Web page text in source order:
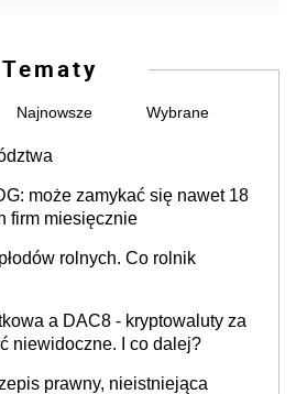
Tematy
Najnowsze Wybrane
może zamykać się nawet 18
firm miesięcznie
rolnych. Co rolnik
a DAC8 - kryptowaluty za
niewidoczne. I co dalej?
prawny, nieistniejąca